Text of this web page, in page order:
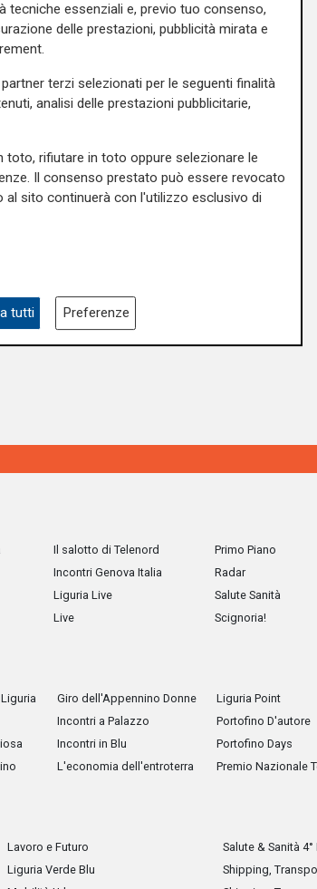
Il salotto di Telenord
Incontri Genova Italia
Liguria Live
Live
Primo Piano
Radar
Salute Sanità
Scignoria!
Liguria
Giro dell'Appennino Donne
Incontri a Palazzo
Incontri in Blu
L'economia dell'entroterra
Liguria Point
Portofino D'autore
Portofino Days
Premio Nazionale
Lavoro e Futuro
Liguria Verde Blu
Salute & Sanità
Shipping,
tecniche essenziali e, previo tuo consenso,
delle prestazioni, pubblicità mirata e
terzi selezionati per le seguenti finalità
analisi delle prestazioni pubblicitarie,
rifiutare in toto oppure selezionare le
Il consenso prestato può essere revocato
sito continuerà con l'utilizzo esclusivo di
tutti Preferenze